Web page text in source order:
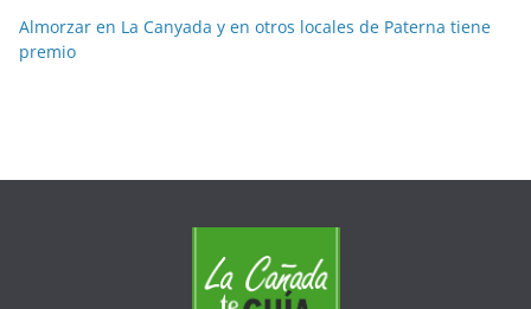
Almorzar en La Canyada y en otros locales de Paterna tiene
premio